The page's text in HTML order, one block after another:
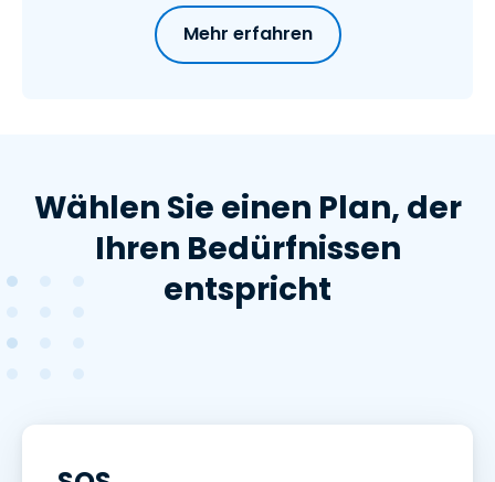
Mehr erfahren
Wählen Sie einen Plan, der
Ihren Bedürfnissen
entspricht